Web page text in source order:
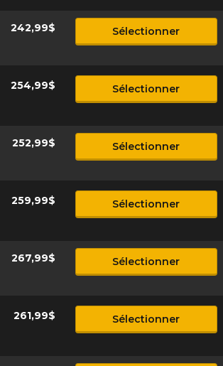
242,99$ Sélectionner
254,99$ Sélectionner
252,99$ Sélectionner
259,99$ Sélectionner
267,99$ Sélectionner
261,99$ Sélectionner